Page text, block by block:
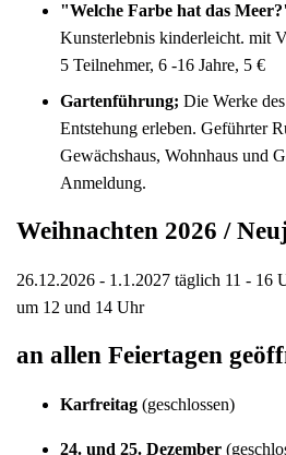
"Welche Farbe hat das
Kunsterlebnis kinderleicht. mit
5 Teilnehmer, 6 -16 Jahre, 5 €
Gartenführung; Die Werke
Entstehung erleben. Geführter
Gewächshaus, Wohnhaus und
Anmeldung.
Weihnachten 2026 /
26.12.2026 - 1.1.2027 täglich 11 - 16
um 12 und 14 Uhr
an allen Feiertagen
Karfreitag (geschlossen)
24. und 25. Dezember